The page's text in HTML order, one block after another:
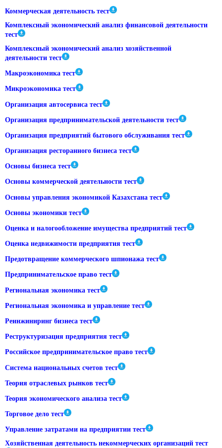
Коммерческая деятельность тест
Комплексный экономический анализ финансовой деятельности
тест
Комплексный экономический анализ хозяйственной
деятельности тест
Макроэкономика тест
Микроэкономика тест
Организация автосервиса тест
Организация предпринимательской деятельности тест
Организация предприятий бытового обслуживания тест
Организация ресторанного бизнеса тест
Основы бизнеса тест
Основы коммерческой деятельности тест
Основы управления экономикой Казахстана тест
Основы экономики тест
Оценка и налогообложение имущества предприятий тест
Оценка недвижимости предприятия тест
Предотвращение коммерческого шпионажа тест
Предпринимательское право тест
Региональная экономика тест
Региональная экономика и управление тест
Реинжиниринг бизнеса тест
Реструктуризация предприятия тест
Российское предпринимательское право тест
Система национальных счетов тест
Теория отраслевых рынков тест
Теория экономического анализа тест
Торговое дело тест
Управление затратами на предприятии тест
Хозяйственная деятельность некоммерческих организаций тест